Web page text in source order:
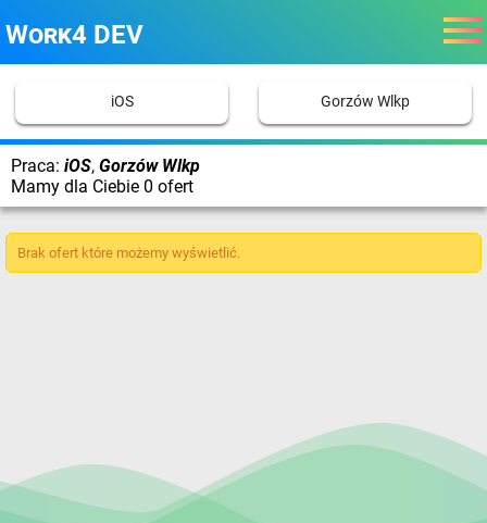
Work4 DEV
iOS Gorzów Wlkp
Praca: iOS, Gorzów Wlkp
Mamy dla Ciebie 0 ofert
Brak ofert które możemy wyświetlić.